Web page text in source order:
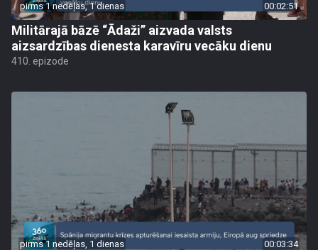
pirms 1 nedēļas, 1 dienas 00:02:51
Militārajā bāzē “Ādaži” aizvada valsts
aizsardzības dienesta karavīru vecāku dienu
410. epizode
pirms 1 nedēļas, 1 dienas 00:03:34